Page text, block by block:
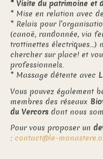
* Visite du patrimoine et
* Mise en relation avec
* Relais pour
(canoë, randonnée, via
trottinettes électriques…)
chercher sur place! et
professionnels.
* Massage détente avec
Vous pouvez également
membres des réseaux
du Vercors dont nous
Pour vous proposer un
: contact@le-